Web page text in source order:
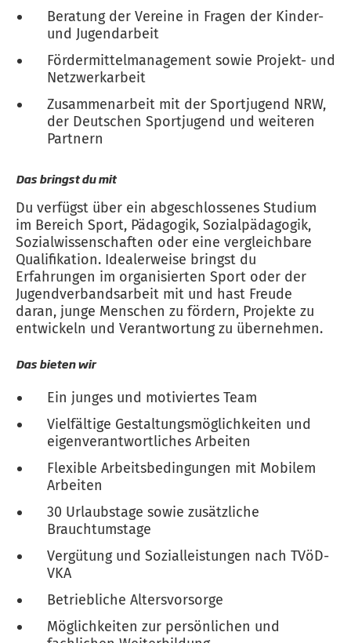
Beratung der Vereine in Fragen der Kinder-
und Jugendarbeit
Fördermittelmanagement sowie Projekt- und
Netzwerkarbeit
Zusammenarbeit mit der Sportjugend NRW,
der Deutschen Sportjugend und weiteren
Partnern
Das bringst du mit
Du verfügst über ein abgeschlossenes Studium
im Bereich Sport, Pädagogik, Sozialpädagogik,
Sozialwissenschaften oder eine vergleichbare
Qualifikation. Idealerweise bringst du
Erfahrungen im organisierten Sport oder der
Jugendverbandsarbeit mit und hast Freude
daran, junge Menschen zu fördern, Projekte zu
entwickeln und Verantwortung zu übernehmen.
Das bieten wir
Ein junges und motiviertes Team
Vielfältige Gestaltungsmöglichkeiten und
eigenverantwortliches Arbeiten
Flexible Arbeitsbedingungen mit Mobilem
Arbeiten
30 Urlaubstage sowie zusätzliche
Brauchtumstage
Vergütung und Sozialleistungen nach TVöD-
VKA
Betriebliche Altersvorsorge
Möglichkeiten zur persönlichen und